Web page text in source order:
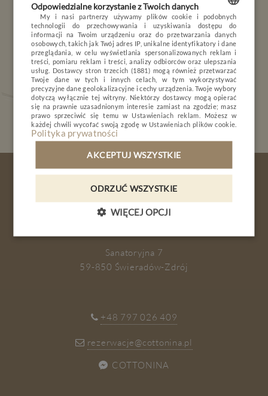
POKOJE I PAKIETY
DLA DZIECI
MINERAL SPA
RESTAURACJA
NATURE & ACTIVE
BIZNES
GALERIA
KONTAKT
REZERWACJA
Interesuje mnie
SPA & Wellness
Biznes
Rodzina
We dwoje
Nature & Active
Przyjaciele
Sanatoryjna 7
59-850 Świeradów-Zdrój
+48 797 026 409
rezerwacje@cottonina.pl
COTTONINA
POLISH
ENGLISH
GERMAN
CZECH
Odpowiedzialne korzystanie z Twoich danych
My i nasi partnerzy używamy plików cookie i podobnych
technologii do przechowywania i uzyskiwania dostępu do
informacji na Twoim urządzeniu oraz do przetwarzania danych
osobowych, takich jak Twój adres IP, unikalne identyfikatory i dane
przeglądania, w celu wyświetlania spersonalizowanych reklam i
treści, pomiaru reklam i treści, analizy odbiorców oraz ulepszania
usług. Dostawcy stron trzecich (1881)mogą również przetwarzać
Twoje dane w tych i innych celach, w tym wykorzystywać
precyzyjne dane geolokalizacyjne i cechy urządzenia. Twoje wybory
dotyczą wyłącznie tej witryny. Niektórzy dostawcy mogą opierać
się na prawnie uzasadnionym interesie zamiast na zgodzie; masz
prawo sprzeciwić się temu w Ustawieniach reklam . Możesz w
każdej chwili wycofać swoją zgodę w Ustawieniach plików cookie
Polityka prywatności
AKCEPTUJ WSZYSTKIE
ODRZUĆ WSZYSTKIE
WIĘCEJ OPCJI